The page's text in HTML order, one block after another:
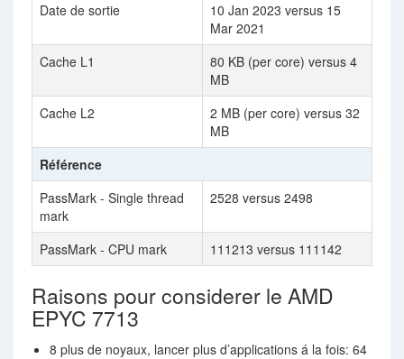
Date de sortie
10 Jan 2023 versus 15
Mar 2021
Cache L1
80 KB (per core) versus 4
MB
Cache L2
2 MB (per core) versus 32
MB
Référence
PassMark - Single thread
mark
2528 versus 2498
PassMark - CPU mark 111213 versus 111142
Raisons pour considerer le AMD
EPYC 7713
8 plus de noyaux, lancer plus d’applications á la fois: 64